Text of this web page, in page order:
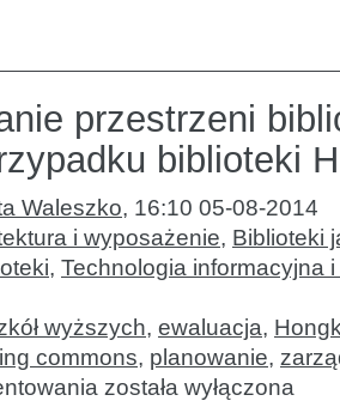
przestrzeni
biblioteki
Waleszko, 16:10 05-08-2014
i wyposażenie, Biblioteki
, Technologia informacyjna
wyższych, ewaluacja,
commons, planowanie,
Kształtowanie
przestrzeni
została wyłączona